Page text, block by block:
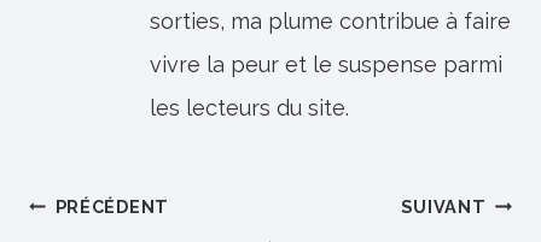
sorties, ma plume contribue à faire
vivre la peur et le suspense parmi
les lecteurs du site.
Navigation
PRÉCÉDENT SUIVANT